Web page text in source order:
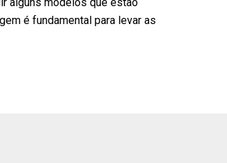
é fundamental para levar as